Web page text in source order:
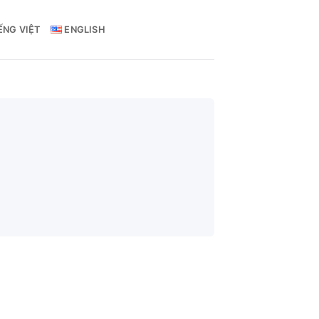
VIỆT ENGLISH